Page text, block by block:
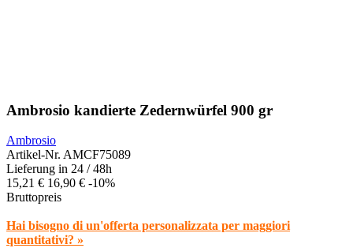
Ambrosio kandierte Zedernwürfel 900 gr
Ambrosio
Artikel-Nr. AMCF75089
Lieferung in 24 / 48h
15,21 € 16,90 € -10%
Bruttopreis
Hai bisogno di un'offerta personalizzata per maggiori
quantitativi? »